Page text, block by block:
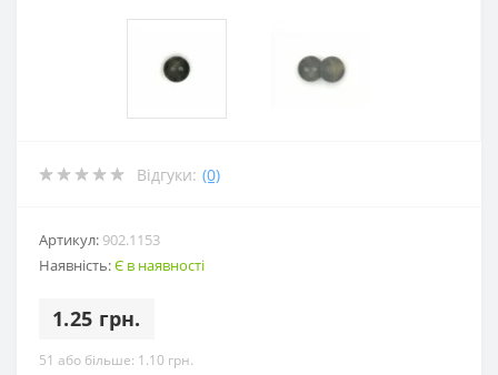
Відгуки: (0)
Артикул: 902.1153
Наявність:Є в наявності
1.25 грн.
51 або більше: 1.10 грн.